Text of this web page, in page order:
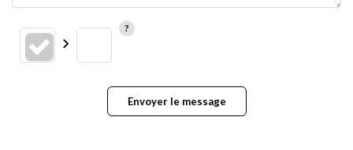
Envoyer le message